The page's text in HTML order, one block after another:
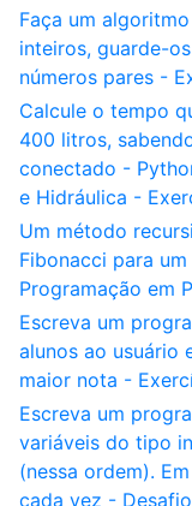
Faça um
inteiros, guarde-
números pares -
Calcule o tempo
400 litros,
conectado -
e Hidráulica -
Um método
Fibonacci para
Programação em
Escreva um
alunos ao usuário
maior nota -
Escreva um
variáveis do tipo
(nessa ordem).
cada vez -